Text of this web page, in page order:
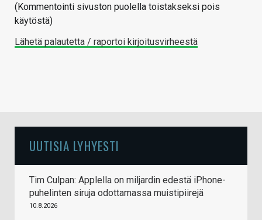
(Kommentointi sivuston puolella toistakseksi pois
käytöstä)
Lähetä palautetta / raportoi kirjoitusvirheestä
UUTISIA LYHYESTI
Tim Culpan: Applella on miljardin edestä iPhone-
puhelinten siruja odottamassa muistipiirejä
10.8.2026